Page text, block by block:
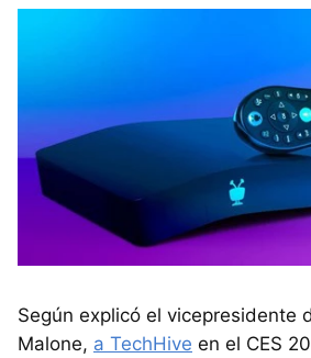
Según explicó el vicepresidente
Malone, a TechHive en el CES